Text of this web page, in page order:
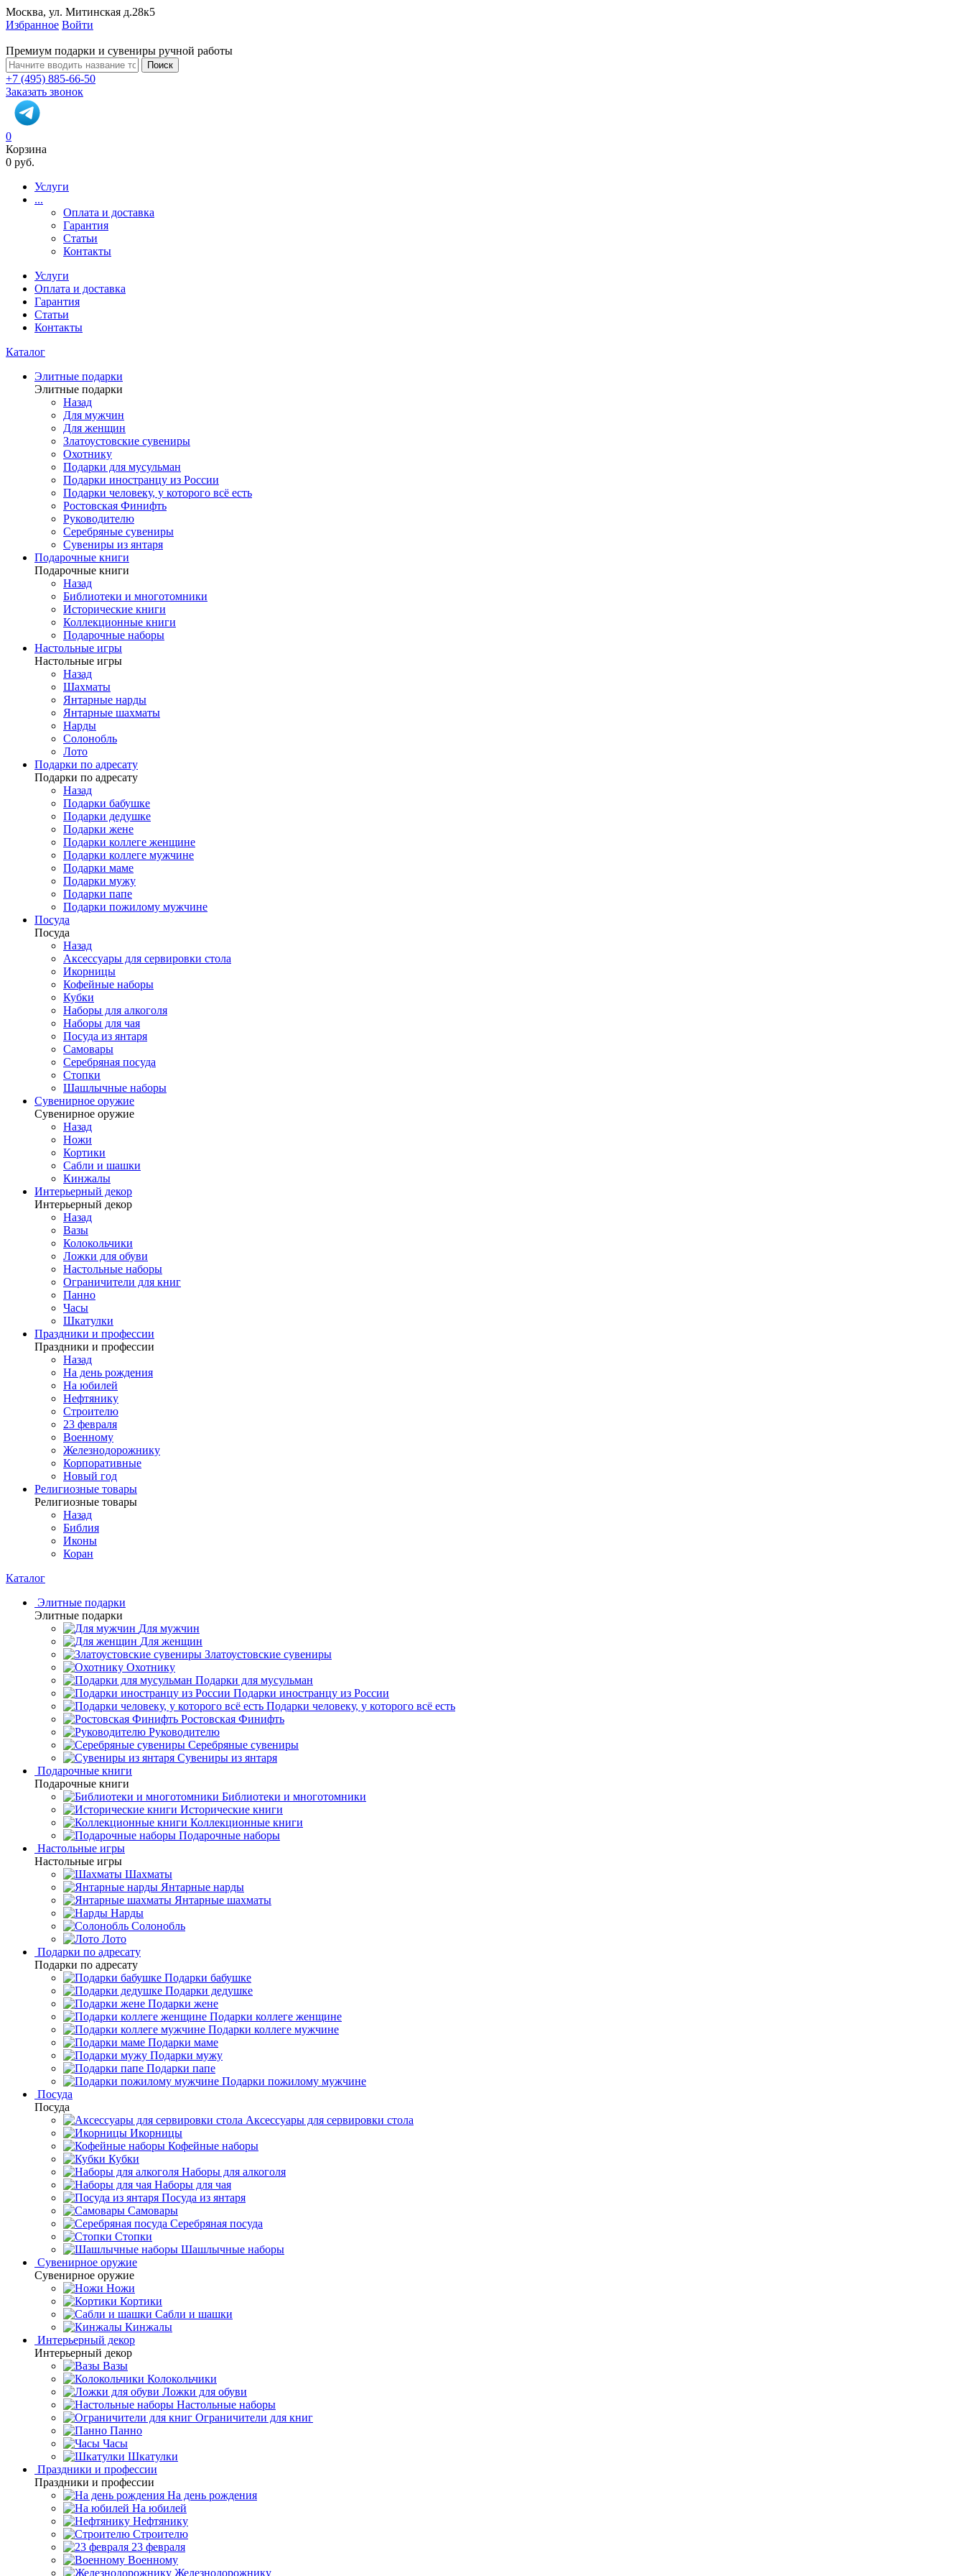
Москва, ул. Митинская д.28к5
Избранное Войти
Премиум подарки и сувениры ручной работы
Поиск
+7 (495) 885-66-50
Заказать звонок
0
Корзина
0 руб.
Услуги
...
Оплата и доставка
Гарантия
Статьи
Контакты
Услуги
Оплата и доставка
Гарантия
Статьи
Контакты
Каталог
Элитные подарки
Элитные подарки
Назад
Для мужчин
Для женщин
Златоустовские сувениры
Охотнику
Подарки для мусульман
Подарки иностранцу из России
Подарки человеку, у которого всё есть
Ростовская Финифть
Руководителю
Серебряные сувениры
Сувениры из янтаря
Подарочные книги
Подарочные книги
Назад
Библиотеки и многотомники
Исторические книги
Коллекционные книги
Подарочные наборы
Настольные игры
Настольные игры
Назад
Шахматы
Янтарные нарды
Янтарные шахматы
Нарды
Солонобль
Лото
Подарки по адресату
Подарки по адресату
Назад
Подарки бабушке
Подарки дедушке
Подарки жене
Подарки коллеге женщине
Подарки коллеге мужчине
Подарки маме
Подарки мужу
Подарки папе
Подарки пожилому мужчине
Посуда
Посуда
Назад
Аксессуары для сервировки стола
Икорницы
Кофейные наборы
Кубки
Наборы для алкоголя
Наборы для чая
Посуда из янтаря
Самовары
Серебряная посуда
Стопки
Шашлычные наборы
Сувенирное оружие
Сувенирное оружие
Назад
Ножи
Кортики
Сабли и шашки
Кинжалы
Интерьерный декор
Интерьерный декор
Назад
Вазы
Колокольчики
Ложки для обуви
Настольные наборы
Ограничители для книг
Панно
Часы
Шкатулки
Праздники и профессии
Праздники и профессии
Назад
На день рождения
На юбилей
Нефтянику
Строителю
23 февраля
Военному
Железнодорожнику
Корпоративные
Новый год
Религиозные товары
Религиозные товары
Назад
Библия
Иконы
Коран
Каталог
Элитные подарки
Элитные подарки
Для мужчин
Для женщин
Златоустовские сувениры
Охотнику
Подарки для мусульман
Подарки иностранцу из России
Подарки человеку, у которого всё есть
Ростовская Финифть
Руководителю
Серебряные сувениры
Сувениры из янтаря
Подарочные книги
Подарочные книги
Библиотеки и многотомники
Исторические книги
Коллекционные книги
Подарочные наборы
Настольные игры
Настольные игры
Шахматы
Янтарные нарды
Янтарные шахматы
Нарды
Солонобль
Лото
Подарки по адресату
Подарки по адресату
Подарки бабушке
Подарки дедушке
Подарки жене
Подарки коллеге женщине
Подарки коллеге мужчине
Подарки маме
Подарки мужу
Подарки папе
Подарки пожилому мужчине
Посуда
Посуда
Аксессуары для сервировки стола
Икорницы
Кофейные наборы
Кубки
Наборы для алкоголя
Наборы для чая
Посуда из янтаря
Самовары
Серебряная посуда
Стопки
Шашлычные наборы
Сувенирное оружие
Сувенирное оружие
Ножи
Кортики
Сабли и шашки
Кинжалы
Интерьерный декор
Интерьерный декор
Вазы
Колокольчики
Ложки для обуви
Настольные наборы
Ограничители для книг
Панно
Часы
Шкатулки
Праздники и профессии
Праздники и профессии
На день рождения
На юбилей
Нефтянику
Строителю
23 февраля
Военному
Железнодорожнику